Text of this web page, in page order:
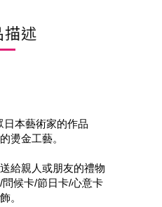
描述
日本藝術家的作品
燙金工藝。
給親人或朋友的禮物
候卡/節日卡/心意卡
。